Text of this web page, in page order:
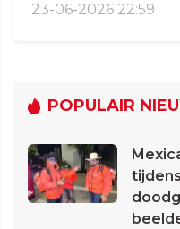
23-06-2026 22:59
POPULAIR